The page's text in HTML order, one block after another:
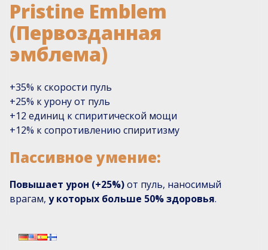
Pristine Emblem
(Первозданная
эмблема)
+35% к скорости пуль
+25% к урону от пуль
+12 единиц к спиритической мощи
+12% к сопротивлению спиритизму
Пассивное умение:
Повышает урон (+25%)от пуль, наносимый
врагам, у которых больше 50% здоровья.